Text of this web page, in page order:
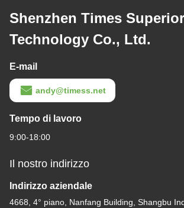
Shenzhen Times Superior
Technology Co., Ltd.
E-mail
andy@timess.net
Tempo di lavoro
9:00-18:00
Il nostro indirizzo
Indirizzo aziendale
4668, 4° piano, Nanfang Building, Shangbu